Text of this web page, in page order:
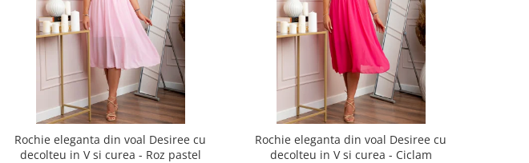
Rochie eleganta din voal Desiree cu
decolteu in V si curea - Roz pastel
Rochie eleganta din voal Desiree cu
decolteu in V si curea - Ciclam